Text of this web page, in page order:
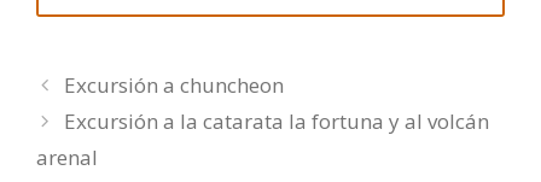
Excursión a chuncheon
Excursión a la catarata la fortuna y al volcán
arenal